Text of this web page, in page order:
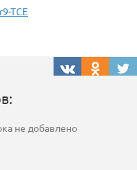
TCE
не добавлено